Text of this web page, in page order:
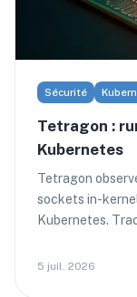
Sécurité
Tetragon :
Kubernetes
Tetragon
sockets in-
Kubernetes.
5 juil. 2026